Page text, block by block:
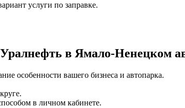
услуги по заправке.
в Ямало-Ненецком
особенности вашего бизнеса и автопарка.
в личном кабинете.